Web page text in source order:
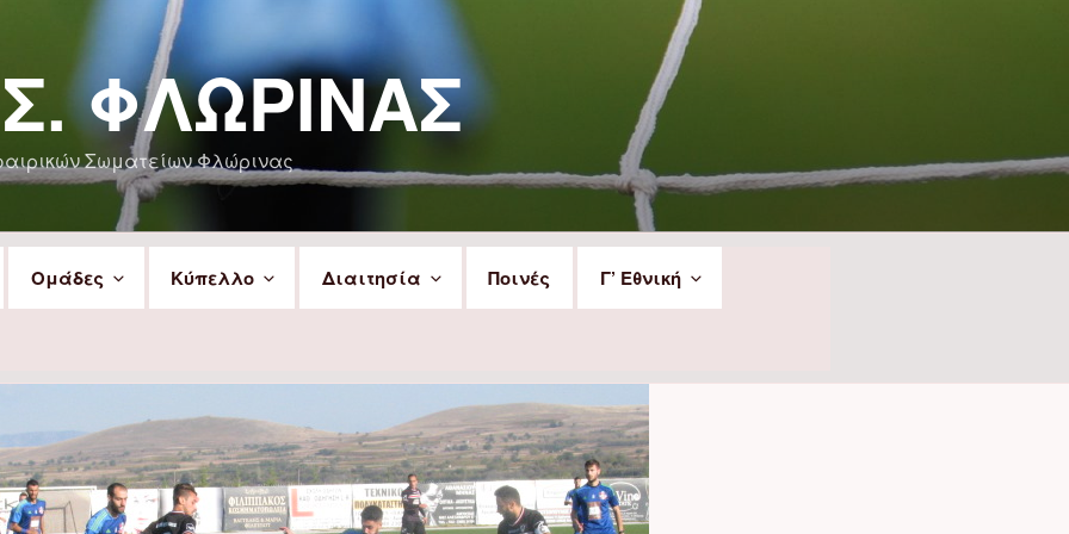
ΦΛΏΡΙΝΑΣ
Σωματείων Φλώρινας
Ομάδες Κύπελλο Διαιτησία Ποινές Γ’ Εθνική